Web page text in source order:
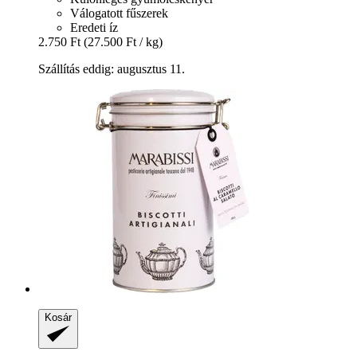
Válogatott fűszerek
Eredeti íz
2.750 Ft (27.500 Ft / kg)
Szállítás eddig: augusztus 11.
Kosár